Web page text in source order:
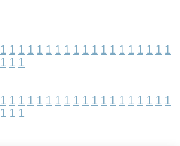
1 1 1 1 1 1 1 1 1 1 1 1 1 1 1 1 1 1 1
1 1 1
1 1 1 1 1 1 1 1 1 1 1 1 1 1 1 1 1 1 1
1 1 1